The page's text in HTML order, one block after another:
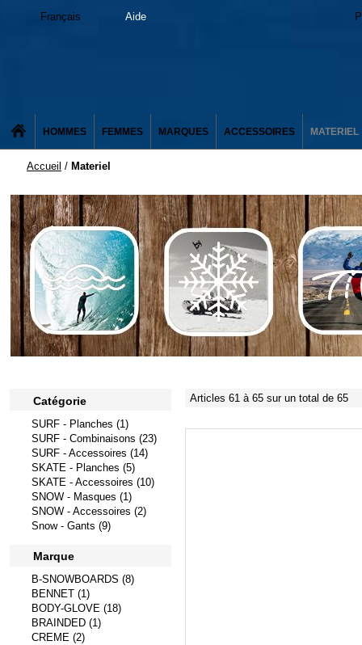
Français Aide
HOMMES FEMMES MARQUES ACCESSOIRES MATERIEL
Accueil / Materiel
Catégorie
SURF - Planches (1)
SURF - Combinaisons (23)
SURF - Accessoires (14)
SKATE - Planches (5)
SKATE - Accessoires (10)
SNOW - Masques (1)
SNOW - Accessoires (2)
Snow - Gants (9)
Marque
B-SNOWBOARDS (8)
BENNET (1)
BODY-GLOVE (18)
BRAINDED (1)
CREME (2)
Articles 61 à 65 sur un total de 65